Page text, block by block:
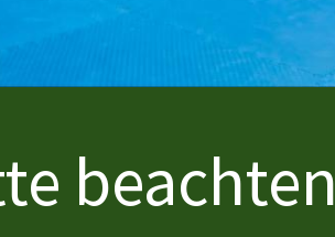
beachten